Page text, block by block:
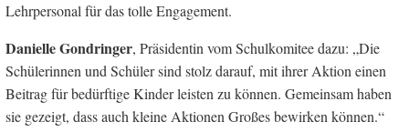
Lehrpersonal für das tolle Engagement.
Danielle Gondringer, Präsidentin vom Schulkomitee dazu: „Die
Schülerinnen und Schüler sind stolz darauf, mit ihrer Aktion einen
Beitrag für bedürftige Kinder leisten zu können. Gemeinsam haben
sie gezeigt, dass auch kleine Aktionen Großes bewirken können.“